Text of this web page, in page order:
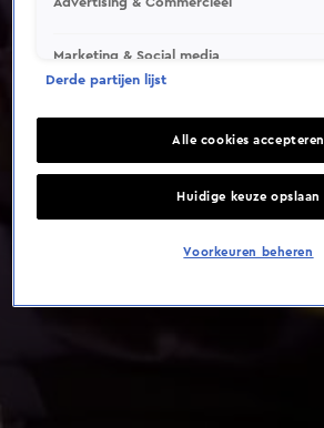
Marketing & Social media
Derde partijen lijst
Alle cookies accepteren
Huidige keuze opslaan
Voorkeuren beheren